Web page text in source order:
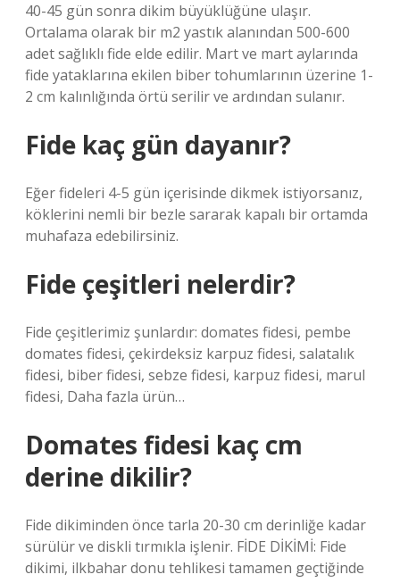
40-45 gün sonra dikim büyüklüğüne ulaşır.
Ortalama olarak bir m2 yastık alanından 500-600
adet sağlıklı fide elde edilir. Mart ve mart aylarında
fide yataklarına ekilen biber tohumlarının üzerine 1-
2 cm kalınlığında örtü serilir ve ardından sulanır.
Fide kaç gün dayanır?
Eğer fideleri 4-5 gün içerisinde dikmek istiyorsanız,
köklerini nemli bir bezle sararak kapalı bir ortamda
muhafaza edebilirsiniz.
Fide çeşitleri nelerdir?
Fide çeşitlerimiz şunlardır: domates fidesi, pembe
domates fidesi, çekirdeksiz karpuz fidesi, salatalık
fidesi, biber fidesi, sebze fidesi, karpuz fidesi, marul
fidesi, Daha fazla ürün…
Domates fidesi kaç cm
derine dikilir?
Fide dikiminden önce tarla 20-30 cm derinliğe kadar
sürülür ve diskli tırmıkla işlenir. FİDE DİKİMİ: Fide
dikimi, ilkbahar donu tehlikesi tamamen geçtiğinde